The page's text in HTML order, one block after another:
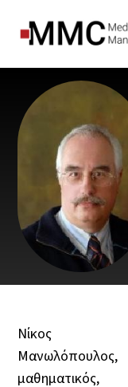
Νίκος
Μανωλόπουλος,
μαθηματικός,